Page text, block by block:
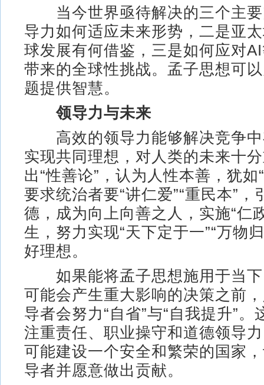
当今世界亟待解决的三个主要
导力如何适应未来形势，二是亚
球发展有何借鉴，三是如何应对
带来的全球性挑战。孟子思想可
题提供智慧。
领导力与未来
高效的领导力能够解决竞争中
实现共同理想，对人类的未来十
出“性善论”，认为人性本善，犹如
要求统治者要“讲仁爱”“重民本”，
德，成为向上向善之人，实施“仁
生，努力实现“天下定于一”“万物
好理想。
如果能将孟子思想施用于当下
可能会产生重大影响的决策之前
导者会努力“自省”与“自我提升”
注重责任、职业操守和道德领导
可能建设一个安全和繁荣的国家
导者并愿意做出贡献。